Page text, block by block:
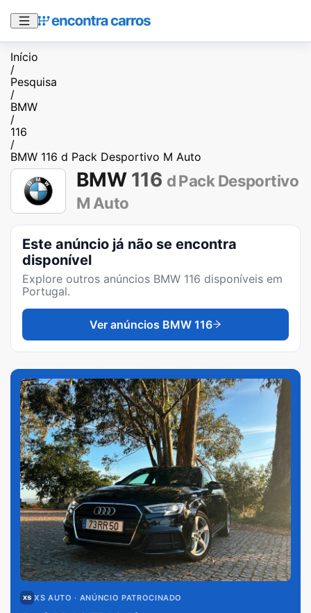
Início
/
Pesquisa
/
BMW
/
116
/
BMW 116 d Pack Desportivo M Auto
BMW 116 d Pack Desportivo
M Auto
Este anúncio já não se encontra
disponível
Explore outros anúncios BMW 116 disponíveis em
Portugal.
Ver anúncios BMW 116
XS AUTO · ANÚNCIO PATROCINADO